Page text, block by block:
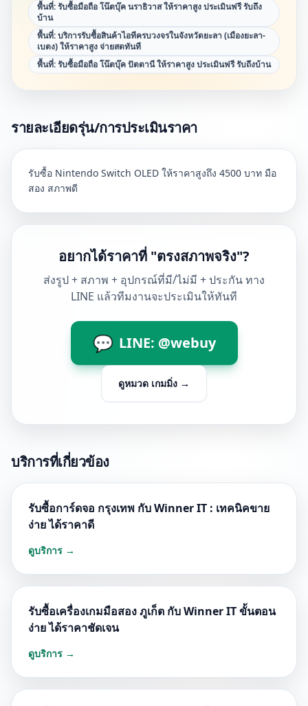
พื้นที่: รับซื้อมือถือ โน๊ตบุ๊ค นราธิวาส ให้ราคาสูง ประเมินฟรี รับถึง
บ้าน
พื้นที่: บริการรับซื้อสินค้าไอทีครบวงจรในจังหวัดยะลา (เมืองยะลา-
เบตง) ให้ราคาสูง จ่ายสดทันที
พื้นที่: รับซื้อมือถือ โน๊ตบุ๊ค ปัตตานี ให้ราคาสูง ประเมินฟรี รับถึงบ้าน
รายละเอียดรุ่น/การประเมินราคา
รับซื้อ Nintendo Switch OLED ให้ราคาสูงถึง 4500 บาท มือ
สอง สภาพดี
อยากได้ราคาที่ "ตรงสภาพจริง"?
ส่งรูป + สภาพ + อุปกรณ์ที่มี/ไม่มี + ประกัน ทาง
LINE แล้วทีมงานจะประเมินให้ทันที
💬 LINE: @webuy
ดูหมวด เกมมิ่ง →
บริการที่เกี่ยวข้อง
รับซื้อการ์ดจอ กรุงเทพ กับ Winner IT : เทคนิคขาย
ง่าย ได้ราคาดี
ดูบริการ →
รับซื้อเครื่องเกมมือสอง ภูเก็ต กับ Winner IT ขั้นตอน
ง่าย ได้ราคาชัดเจน
ดูบริการ →